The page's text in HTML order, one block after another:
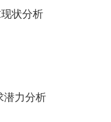
状分析
潜力分析